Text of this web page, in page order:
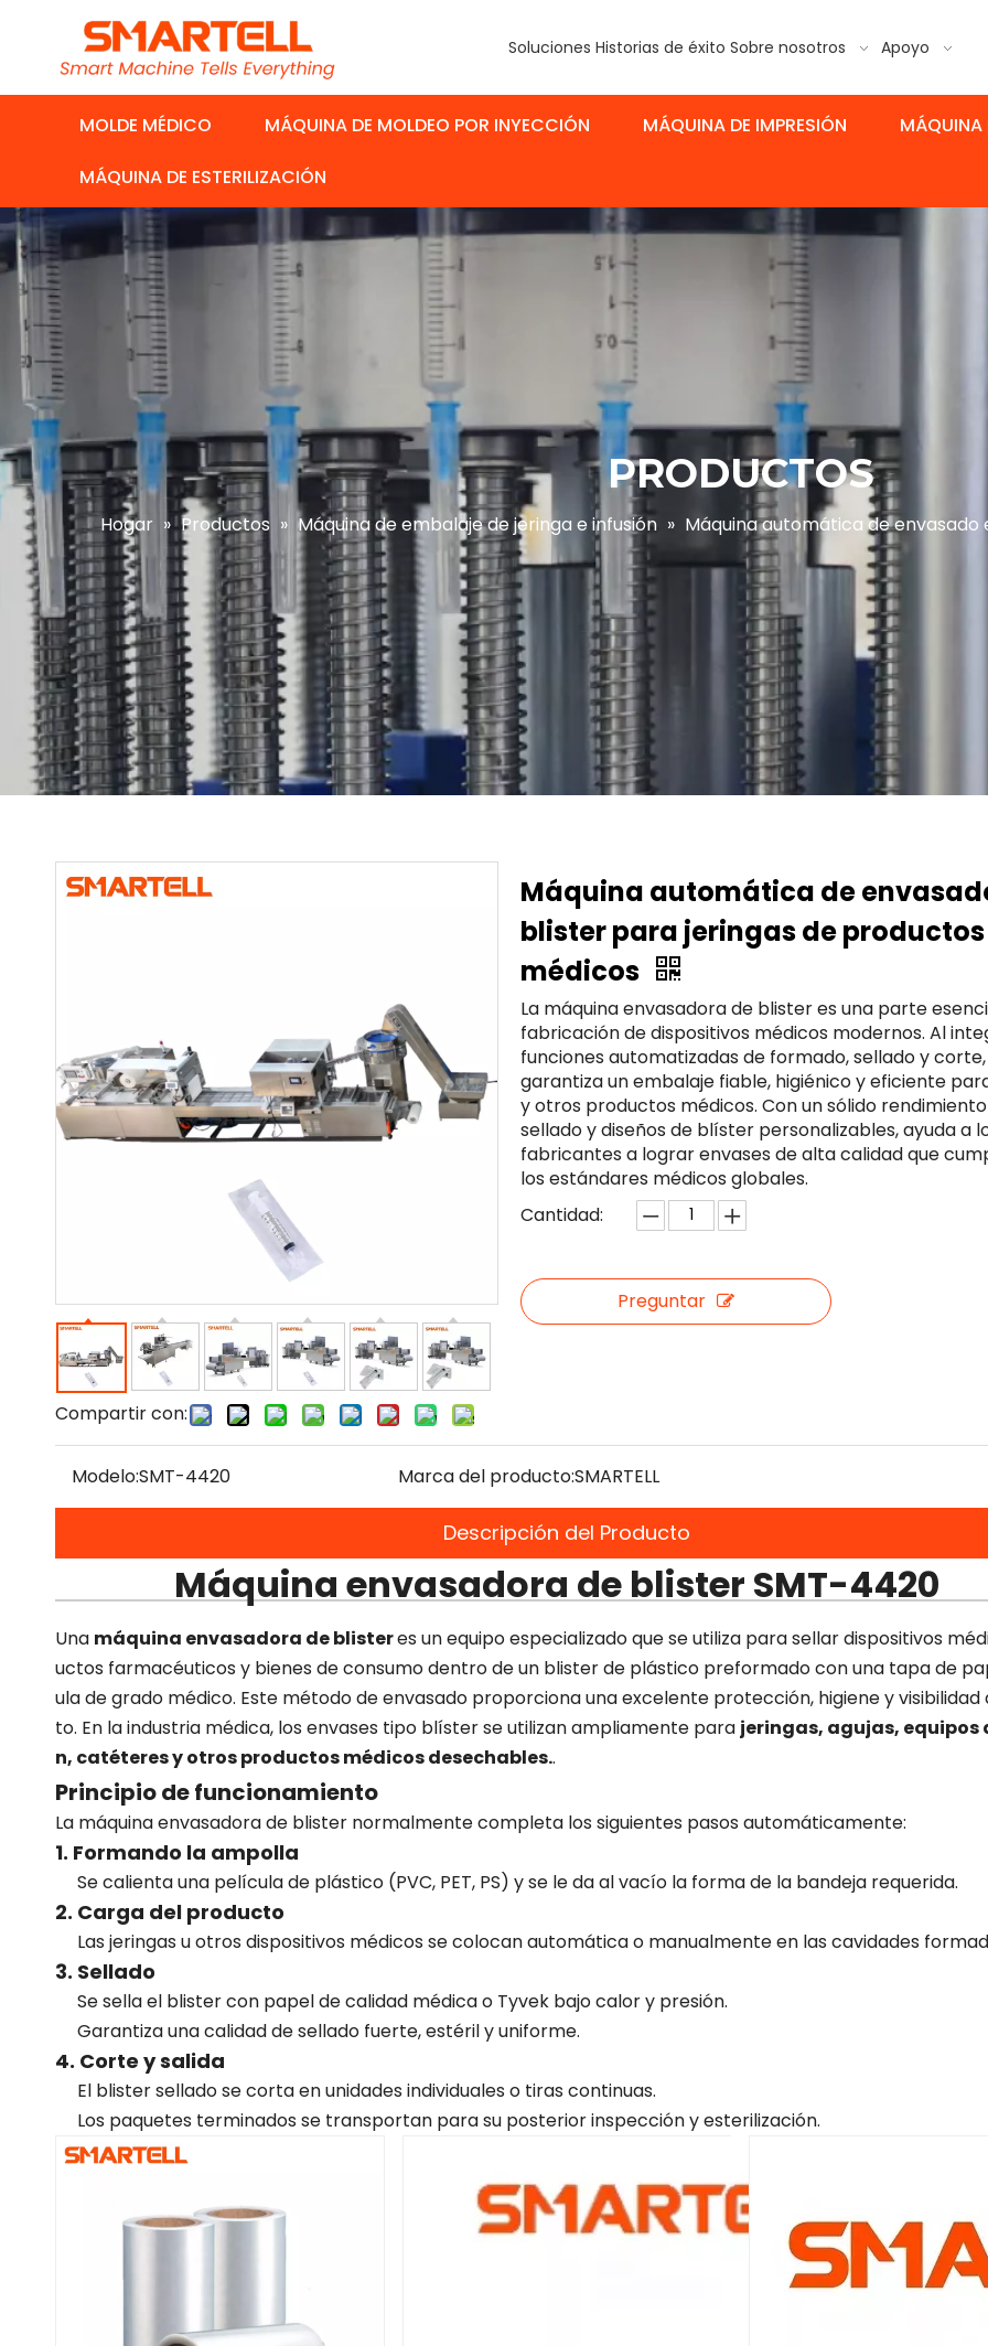
Soluciones Historias de éxito Sobre nosotros Apoyo
MOLDE MÉDICO MÁQUINA DE MOLDEO POR INYECCIÓN MÁQUINA DE IMPRESIÓN MÁQUINA
MÁQUINA DE ESTERILIZACIÓN
PRODUCTOS
Hogar » Productos » Máquina de embalaje de jeringa e infusión » Máquina automática de
Compartir con:
Máquina automática de
blister para jeringas de productos
médicos
La máquina envasadora de blister es una parte
fabricación de dispositivos médicos modernos. Al
funciones automatizadas de formado, sellado y corte,
garantiza un embalaje fiable, higiénico y eficiente
y otros productos médicos. Con un sólido
sellado y diseños de blíster personalizables, ayuda a
fabricantes a lograr envases de alta calidad que
los estándares médicos globales.
Cantidad:
Preguntar
Modelo:SMT-4420 Marca del producto:SMARTELL
Descripción del Producto
Máquina envasadora de blister SMT-4420
Una máquina envasadora de blisteres un equipo especializado que se utiliza para sellar dispositivos
uctos farmacéuticos y bienes de consumo dentro de un blister de plástico preformado con una tapa de
ula de grado médico. Este método de envasado proporciona una excelente protección, higiene y visibilidad
to. En la industria médica, los envases tipo blíster se utilizan ampliamente para jeringas, agujas, equipos
n, catéteres y otros productos médicos desechables..
Principio de funcionamiento
La máquina envasadora de blister normalmente completa los siguientes pasos automáticamente:
1. Formando la ampolla
Se calienta una película de plástico (PVC, PET, PS) y se le da al vacío la forma de la bandeja requerida.
2. Carga del producto
Las jeringas u otros dispositivos médicos se colocan automática o manualmente en las cavidades
3. Sellado
Se sella el blister con papel de calidad médica o Tyvek bajo calor y presión.
Garantiza una calidad de sellado fuerte, estéril y uniforme.
4. Corte y salida
El blister sellado se corta en unidades individuales o tiras continuas.
Los paquetes terminados se transportan para su posterior inspección y esterilización.